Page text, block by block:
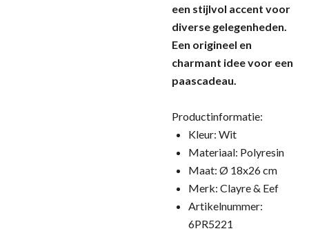
een stijlvol accent voor
diverse gelegenheden.
Een origineel en
charmant idee voor een
paascadeau.
Productinformatie:
Kleur: Wit
Materiaal: Polyresin
Maat: Ø 18x26 cm
Merk: Clayre & Eef
Artikelnummer:
6PR5221